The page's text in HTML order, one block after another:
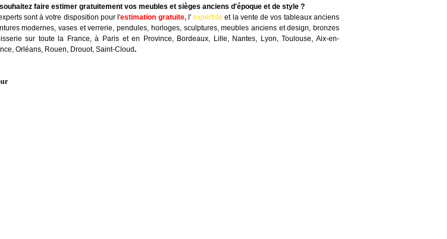
faire estimer gratuitement vos meubles et sièges anciens d'époque et de style ?
sont à votre disposition pour l'estimation gratuite, l'expertise et la vente de vos tableaux anciens
modernes, vases et verrerie, pendules, horloges, sculptures, meubles anciens et design, bronzes
sur toute la France, à Paris et en Province, Bordeaux, Lille, Nantes, Lyon, Toulouse, Aix-en-
Orléans, Rouen, Drouot, Saint-Cloud.